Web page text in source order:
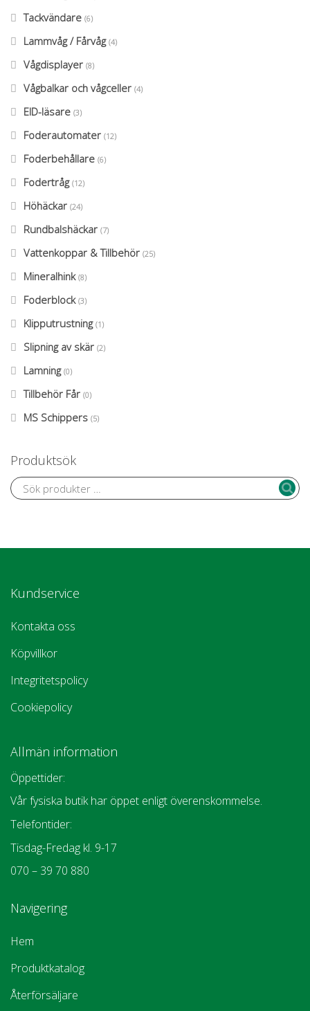
Tackvändare (6)
Lammvåg / Fårvåg (4)
Vågdisplayer (8)
Vågbalkar och vågceller (4)
EID-läsare (3)
Foderautomater (12)
Foderbehållare (6)
Fodertråg (12)
Höhäckar (24)
Rundbalshäckar (7)
Vattenkoppar & Tillbehör (25)
Mineralhink (8)
Foderblock (3)
Klipputrustning (1)
Slipning av skär (2)
Lamning (0)
Tillbehör Får (0)
MS Schippers (5)
Produktsök
Kundservice
Kontakta oss
Köpvillkor
Integritetspolicy
Cookiepolicy
Allmän information
Öppettider:
Vår fysiska butik har öppet enligt överenskommelse.
Telefontider:
Tisdag-Fredag kl. 9-17
070 – 39 70 880
Navigering
Hem
Produktkatalog
Återförsäljare